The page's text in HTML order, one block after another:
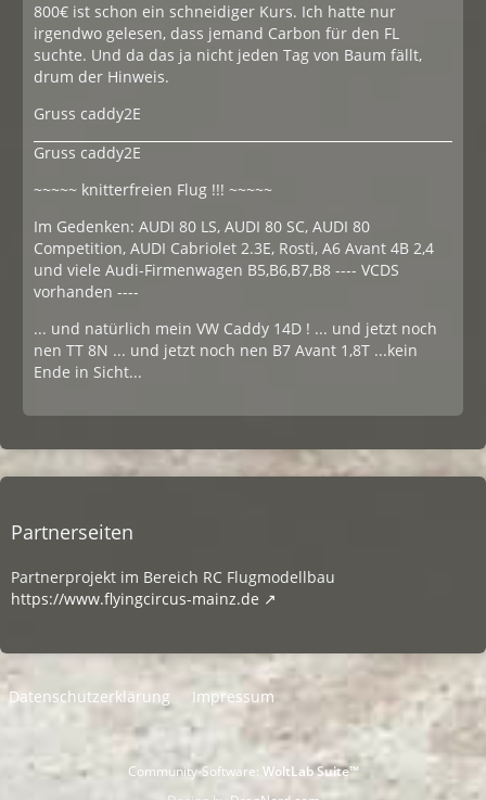
800€ ist schon ein schneidiger Kurs. Ich hatte nur
irgendwo gelesen, dass jemand Carbon für den FL
suchte. Und da das ja nicht jeden Tag von Baum fällt,
drum der Hinweis.
Gruss caddy2E
Gruss caddy2E
~~~~~ knitterfreien Flug !!! ~~~~~
Im Gedenken: AUDI 80 LS, AUDI 80 SC, AUDI 80
Competition, AUDI Cabriolet 2.3E, Rosti, A6 Avant 4B 2,4
und viele Audi-Firmenwagen B5,B6,B7,B8 ---- VCDS
vorhanden ----
... und natürlich mein VW Caddy 14D ! ... und jetzt noch
nen TT 8N ... und jetzt noch nen B7 Avant 1,8T ...kein
Ende in Sicht...
Partnerseiten
Partnerprojekt im Bereich RC Flugmodellbau
https://www.flyingcircus-mainz.de
Datenschutzerklärung Impressum
Community-Software: WoltLab Suite™